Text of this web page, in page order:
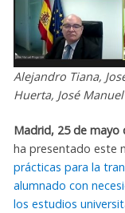
Alejandro Tiana,
Huerta, José
Madrid, 25 de mayo
ha presentado este
prácticas para la
alumnado con
los estudios